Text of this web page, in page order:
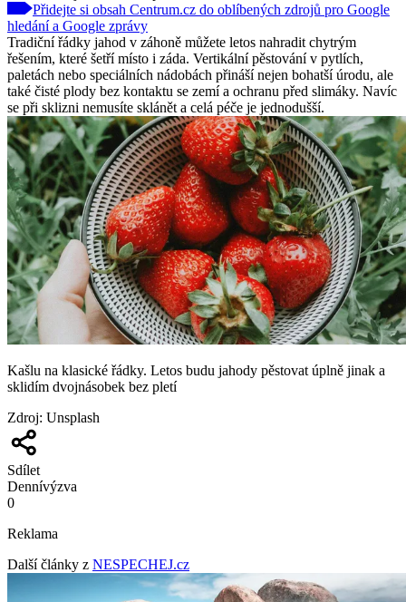
Přidejte si obsah Centrum.cz do oblíbených zdrojů pro Google
hledání a Google zprávy
Tradiční řádky jahod v záhoně můžete letos nahradit chytrým
řešením, které šetří místo i záda. Vertikální pěstování v pytlích,
paletách nebo speciálních nádobách přináší nejen bohatší úrodu, ale
také čisté plody bez kontaktu se zemí a ochranu před slimáky. Navíc
se při sklizni nemusíte sklánět a celá péče je jednodušší.
Kašlu na klasické řádky. Letos budu jahody pěstovat úplně jinak a
sklidím dvojnásobek bez pletí
Zdroj: Unsplash
Sdílet
Dennívýzva
0
Reklama
Další články z NESPECHEJ.cz